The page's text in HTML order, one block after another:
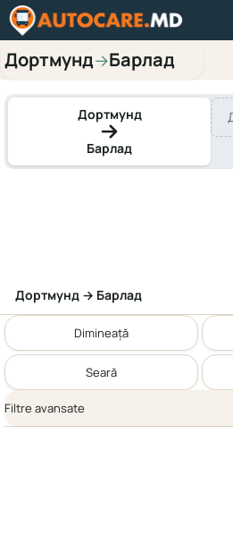
Дортмунд→Барлад
Дортмунд
Барлад
Дортмунд → Барлад
Dimineață
Seară
Filtre avansate